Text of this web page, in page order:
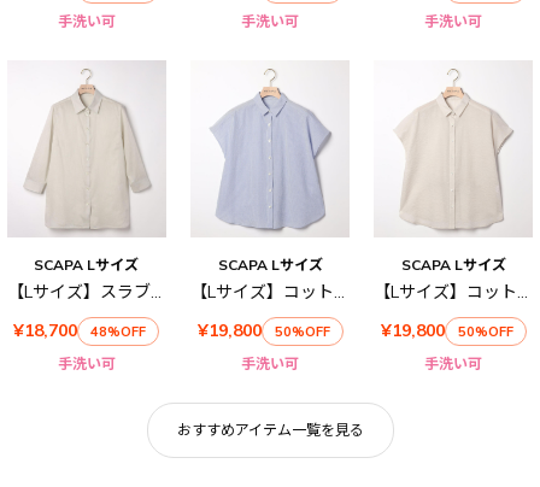
手洗い可 手洗い可 手洗い可
SCAPA Lサイズ
【Lサイズ】スラブローンチュニックブラウス
¥18,700
48%OFF
手洗い可
SCAPA Lサイズ
【Lサイズ】コットンストライプブラウス
¥19,800
50%OFF
手洗い可
SCAPA Lサイズ
【Lサイズ】コットンリップルブラウス
¥19,800
50%OFF
手洗い可
おすすめアイテム一覧を見る